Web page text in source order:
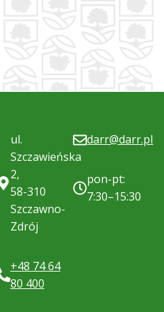
ul.
Szczawieńska
2,
58-310
Szczawno-
Zdrój
+48 74 64
80 400
darr@darr.pl
pon-pt:
7:30–15:30